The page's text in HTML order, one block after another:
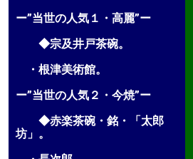
ー”当世の人気１・高麗”ー
◆宗及井戸茶碗。
・根津美術館。
ー”当世の人気２・今焼”ー
◆赤楽茶碗・銘・「太郎
坊」。